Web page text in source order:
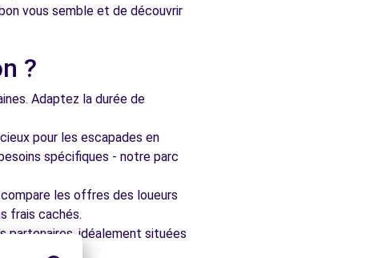
vous semble et de découvrir
?
Adaptez la durée de
pour les escapades en
spécifiques - notre parc
les offres des loueurs
frais cachés.
partenaires, idéalement situées